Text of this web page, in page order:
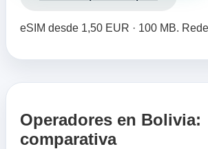
eSIM desde 1,50 EUR · 100 MB.
Operadores en Bolivia:
comparativa